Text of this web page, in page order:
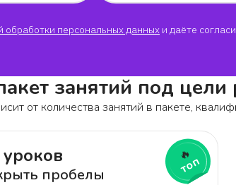
обработки персональных данных и даёте
занятий под цели
от количества занятий в пакете,
пробелы
🔥
топ